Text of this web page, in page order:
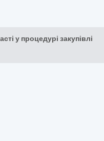
у процедурі закупівлі